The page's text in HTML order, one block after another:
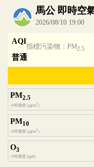
內嵌空氣品質小